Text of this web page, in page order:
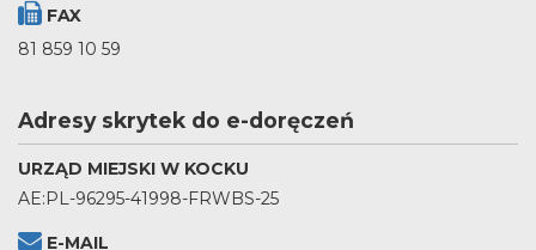
FAX
81 859 10 59
Adresy skrytek do e-doręczeń
URZĄD MIEJSKI W KOCKU
AE:PL-96295-41998-FRWBS-25
E-MAIL